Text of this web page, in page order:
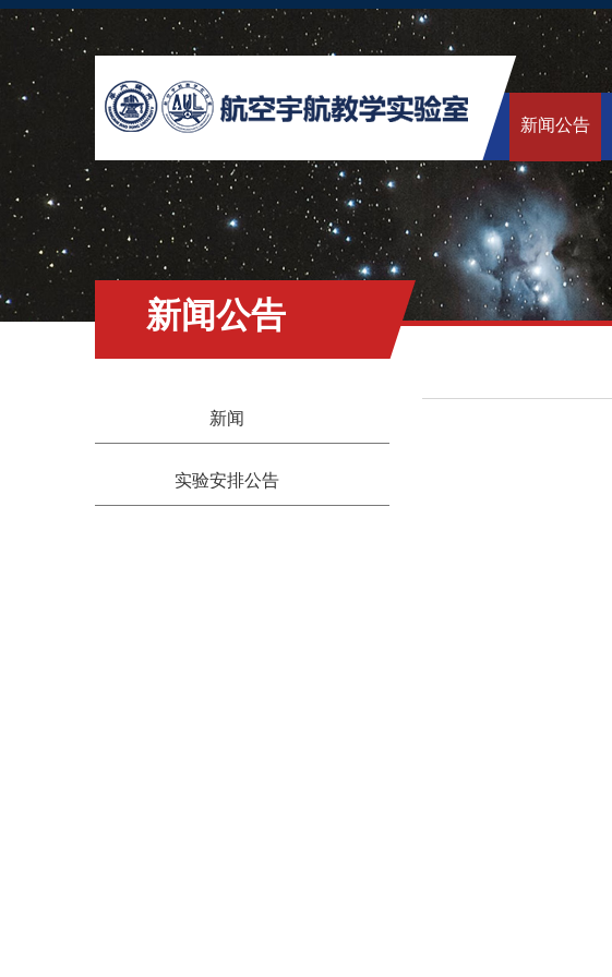
新闻公告
新闻公告
新闻
实验安排公告